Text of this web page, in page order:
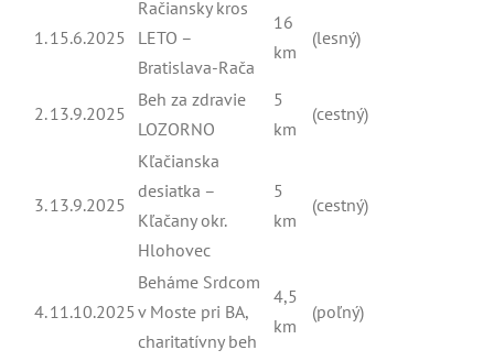
1.15.6.2025
Račiansky kros
LETO –
Bratislava-Rača
16
km
(lesný)
2.13.9.2025
Beh za zdravie
LOZORNO
5
km
(cestný)
3.13.9.2025
Kľačianska
desiatka –
Kľačany okr.
Hlohovec
5
km
(cestný)
4.11.10.2025
Beháme Srdcom
v Moste pri BA,
charitatívny beh
4,5
km
(poľný)